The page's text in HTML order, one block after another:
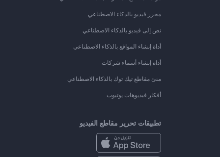
محرر فيديو بالذكاء الاصطناعي
نص إلى فيديو بالذكاء الاصطناعي
أداة إنشاء المواقع بالذكاء الاصطناعي
أداة إنشاء أسماء شركات
منئ مقاطع تيك توك بالذكاء الاصطناعي
أفكار فيديوهات يوتيوب
تطبيقات تحرير مقاطع الفيديو